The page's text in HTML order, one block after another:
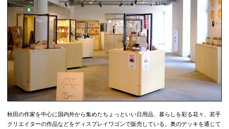
秋田の作家を中心に国内外から集めたちょっといい日用品、暮らしを彩る花々、若手
クリエイターの作品などをディスプレイワゴンで販売している。奥のデッキを通じて